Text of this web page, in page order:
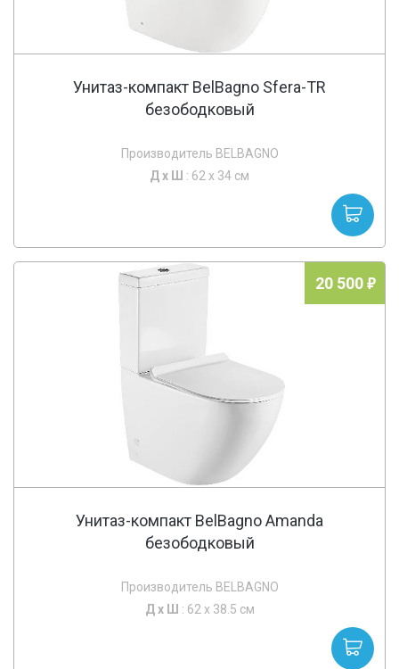
Унитаз-компакт BelBagno Sfera-TR
безободковый
Производитель BELBAGNO
Д х Ш : 62 x 34 см
20 500
Унитаз-компакт BelBagno Amanda
безободковый
Производитель BELBAGNO
Д х Ш : 62 x 38.5 см